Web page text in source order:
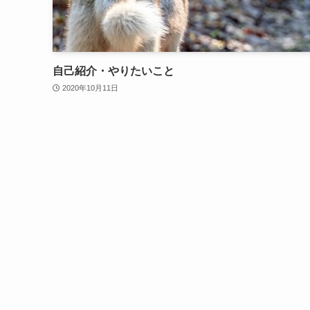
自己紹介・やりたいこと
2020年10月11日